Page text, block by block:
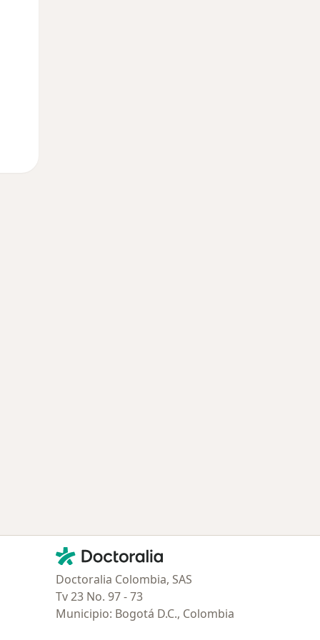
de ciudad
Contacto
Doctoralia - Página de inicio
Doctoralia Colombia, SAS
Tv 23 No. 97 - 73
Municipio: Bogotá D.C., Colombia